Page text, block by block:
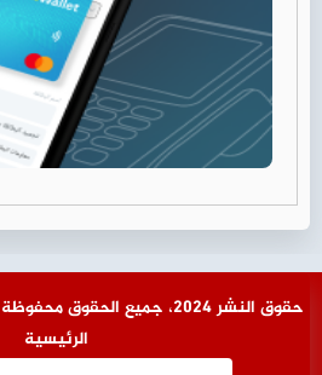
© حقوق النشر 2024، جميع الحقوق محفوظة | أخبار الأردن
الرئيسية